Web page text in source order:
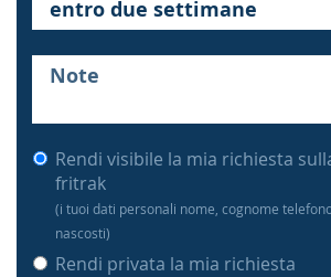
Rendi visibile la mia richiesta
fritrak
(i tuoi dati personali nome, cognome
nascosti)
Rendi privata la mia richiesta